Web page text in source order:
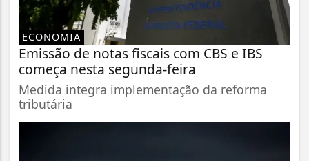
ECONOMIA
Emissão de notas fiscais com CBS e IBS
começa nesta segunda-feira
Medida integra implementação da reforma
tributária